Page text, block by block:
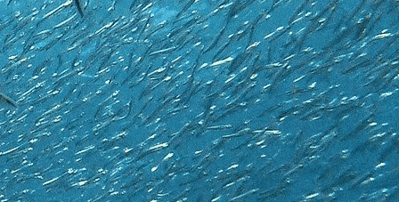
Exporter les lignes sélectionnées
Exporter toutes les colonnes
Exporter uniquement les colonnes affichées
Menu
Ajoutez un logo, un bouton, des réseaux sociaux
Cliquez pour éditer